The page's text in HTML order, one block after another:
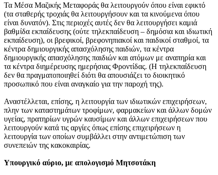
Τα Μέσα Μαζικής Μεταφοράς θα λειτουργούν όπου είναι εφικτό
(τα σταθερής τροχιάς θα λειτουργήσουν και τα κινούμενα όπου
είναι δυνατόν). Στις περιοχές αυτές δεν θα λειτουργήσει καμιά
βαθμίδα εκπαίδευσης (ούτε τηλεκπαίδευση – δημόσια και ιδιωτική
εκπαίδευση), οι βρεφικοί, βρεφονηπιακοί και παιδικοί σταθμοί, τα
κέντρα δημιουργικής απασχόλησης παιδιών, τα κέντρα
δημιουργικής απασχόλησης παιδιών και ατόμων με αναπηρία και
τα κέντρα διημέρευσης ημερήσιας Φροντίδας. (Η τηλεκπαίδευση
δεν θα πραγματοποιηθεί διότι θα απουσιάζει το διοικητικό
προσωπικό που είναι αναγκαίο για την παροχή της).
Αναστέλλεται, επίσης, η λειτουργία των ιδιωτικών επιχειρήσεων,
πλην των καταστημάτων τροφίμων, φαρμακείων και άλλων δομών
υγείας, πρατηρίων υγρών καυσίμων και άλλων επιχειρήσεων που
λειτουργούν κατά τις αργίες όπως επίσης επιχειρήσεων η
λειτουργία των οποίων συμβάλλει στην αντιμετώπιση των
συνεπειών της κακοκαιρίας.
Υπουργικό αύριο, με απολογισμό Μητσοτάκη